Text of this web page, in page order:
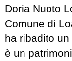
Doria Nuoto
Comune di
ha ribadito
è un